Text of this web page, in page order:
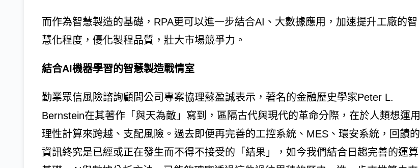
而作為智慧製造的基礎，RPA更可以進一步結合AI、大數據應用，加速提升工廠的智
慧化程度，優化製程品質，壯大市場競爭力。
結合AI機器學習的智慧製造戰情室
勤業眾信風險諮詢顧問公司專案協理蘇盈誠表示，著名的金融歷史學家Peter L.
Bernstein在其著作「與天為敵」寫到，區隔古代與現代的革命分際，在於人類想運用
理性計算來跨越、支配風險。過去即便再完善的工控系統、MES、環安系統，回饋的
資訊終究是已經或正在發生而不得不接受的「結果」，如今我們結合日趨完善的運算